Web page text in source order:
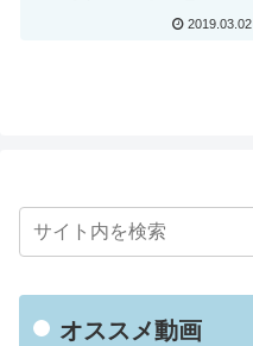
2019.03.02
オススメ動画